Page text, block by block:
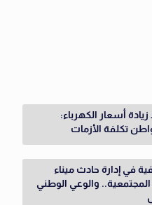
أسعار الكهرباء:
تكلفة الأزمات
في إدارة حادث ميناء
والوعي الوطني